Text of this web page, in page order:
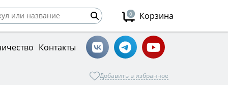
0 Корзина
Контакты
Добавить в избранное